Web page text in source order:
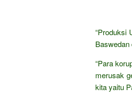
“Produksi
“Para
merusak
kita yaitu